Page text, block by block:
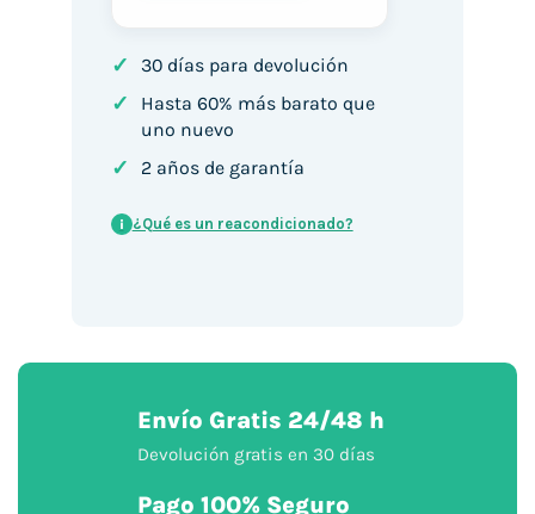
✓ 30 días para devolución
✓
Hasta 60% más barato que
uno nuevo
✓ 2 años de garantía
i ¿Qué es un reacondicionado?
Envío Gratis 24/48 h
Devolución gratis en 30 días
Pago 100% Seguro